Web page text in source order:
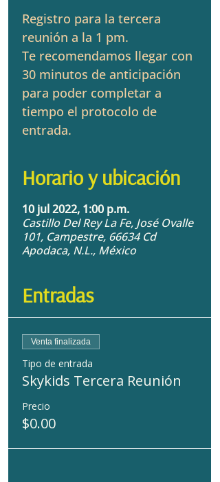
Registro para la tercera
reunión a la 1 pm.
Te recomendamos llegar con
30 minutos de anticipación
para poder completar a
tiempo el protocolo de
entrada.
Horario y ubicación
10 jul 2022, 1:00 p.m.
Castillo Del Rey La Fe, José Ovalle
101, Campestre, 66634 Cd
Apodaca, N.L., México
Entradas
Venta finalizada
Tipo de entrada
Skykids Tercera Reunión
Precio
$0.00